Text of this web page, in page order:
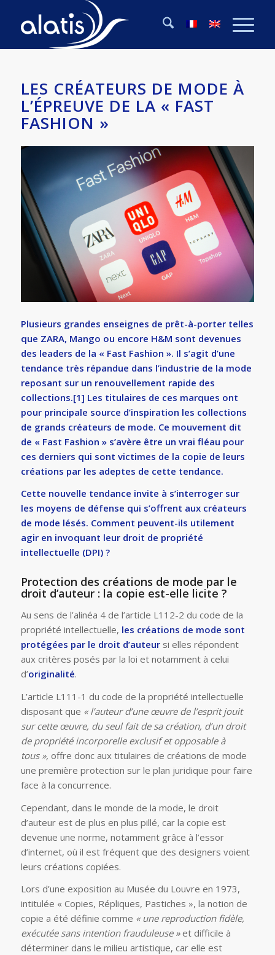
LES CRÉATEURS DE MODE À
L’ÉPREUVE DE LA « FAST
FASHION »
Plusieurs grandes enseignes de prêt-à-porter telles
que ZARA, Mango ou encore H&M sont devenues
des leaders de la « Fast Fashion ». Il s’agit d’une
tendance très répandue dans l’industrie de la mode
reposant sur un renouvellement rapide des
collections.[1] Les titulaires de ces marques ont
pour principale source d’inspiration les collections
de grands créateurs de mode. Ce mouvement dit
de « Fast Fashion » s’avère être un vrai fléau pour
ces derniers qui sont victimes de la copie de leurs
créations par les adeptes de cette tendance.
Cette nouvelle tendance invite à s’interroger sur
les moyens de défense qui s’offrent aux créateurs
de mode lésés. Comment peuvent-ils utilement
agir en invoquant leur droit de propriété
intellectuelle (DPI) ?
Protection des créations de mode par le
droit d’auteur : la copie est-elle licite ?
Au sens de l’alinéa 4 de l’article L112-2 du code de la
propriété intellectuelle, les créations de mode sont
protégées par le droit d’auteursi elles répondent
aux critères posés par la loi et notamment à celui
d’originalité.
L’article L111-1 du code de la propriété intellectuelle
disposant que « l’auteur d’une œuvre de l’esprit jouit
sur cette œuvre, du seul fait de sa création, d’un droit
de propriété incorporelle exclusif et opposable à
tous », offre donc aux titulaires de créations de mode
une première protection sur le plan juridique pour faire
face à la concurrence.
Cependant, dans le monde de la mode, le droit
d’auteur est de plus en plus pillé, car la copie est
devenue une norme, notamment grâce à l’essor
d’internet, où il est fréquent que des designers voient
leurs créations copiées.
Lors d’une exposition au Musée du Louvre en 1973,
intitulée « Copies, Répliques, Pastiches », la notion de
copie a été définie comme « une reproduction fidèle,
exécutée sans intention frauduleuse »et difficile à
déterminer dans le milieu artistique, car elle est